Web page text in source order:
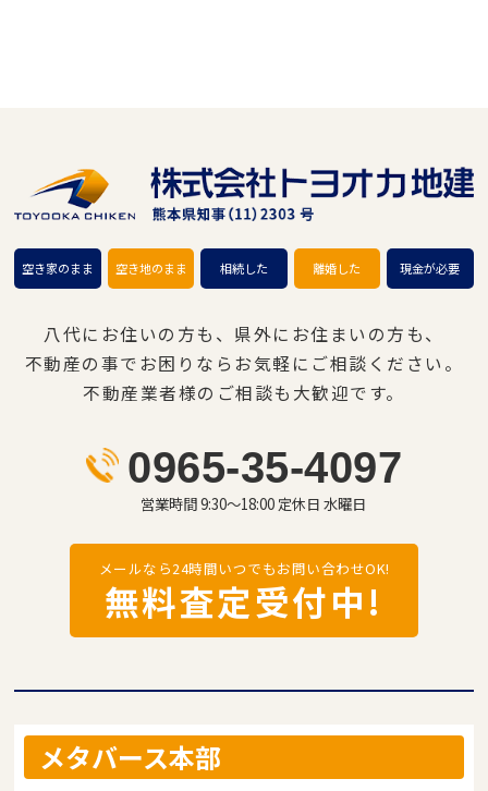
空き家のまま 空き地のまま 相続した 離婚した 現金が必要
八代にお住いの方も、県外にお住まいの方も、
不動産の事でお困りならお気軽にご相談ください。
不動産業者様のご相談も大歓迎です。
0965-35-4097
営業時間 9:30～18:00 定休日 水曜日
メールなら24時間いつでもお問い合わせOK!
無料査定受付中!
メタバース本部